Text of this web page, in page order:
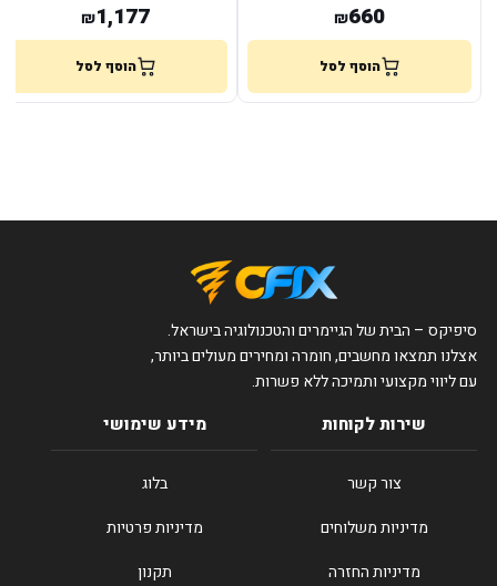
₪660
הוסף לסל
₪1,177
הוסף לסל
סיפיקס – הבית של הגיימרים והטכנולוגיה בישראל.
אצלנו תמצאו מחשבים, חומרה ומחירים מעולים ביותר,
עם ליווי מקצועי ותמיכה ללא פשרות.
שירות לקוחות
צור קשר
מדיניות משלוחים
מדיניות החזרה
מידע שימושי
בלוג
מדיניות פרטיות
תקנון